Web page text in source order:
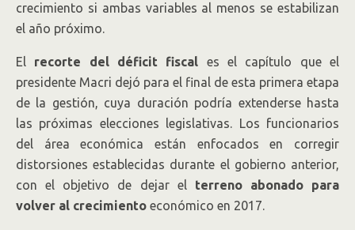
crecimiento si ambas variables al menos se estabilizan
el año próximo.
El recorte del déficit fiscal es el capítulo que el
presidente Macri dejó para el final de esta primera etapa
de la gestión, cuya duración podría extenderse hasta
las próximas elecciones legislativas. Los funcionarios
del área económica están enfocados en corregir
distorsiones establecidas durante el gobierno anterior,
con el objetivo de dejar el terreno abonado para
volver al crecimiento económico en 2017.